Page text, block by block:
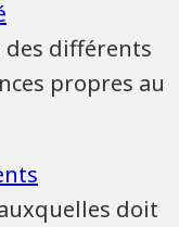
différents
propres au
doit